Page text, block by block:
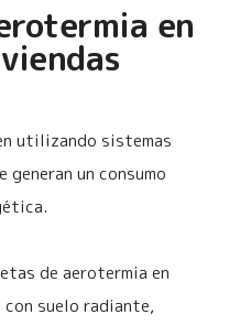
en
utilizando sistemas
un consumo
de aerotermia en
suelo radiante,